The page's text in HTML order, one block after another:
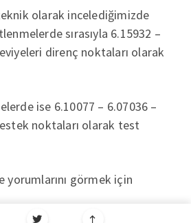
olarak incelediğimizde
sırasıyla 6.15932 –
direnç noktaları olarak
ise 6.10077 – 6.07036 –
noktaları olarak test
yorumlarını görmek için